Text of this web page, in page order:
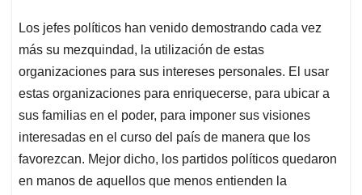
Los jefes políticos han venido demostrando cada vez
más su mezquindad, la utilización de estas
organizaciones para sus intereses personales. El usar
estas organizaciones para enriquecerse, para ubicar a
sus familias en el poder, para imponer sus visiones
interesadas en el curso del país de manera que los
favorezcan. Mejor dicho, los partidos políticos quedaron
en manos de aquellos que menos entienden la